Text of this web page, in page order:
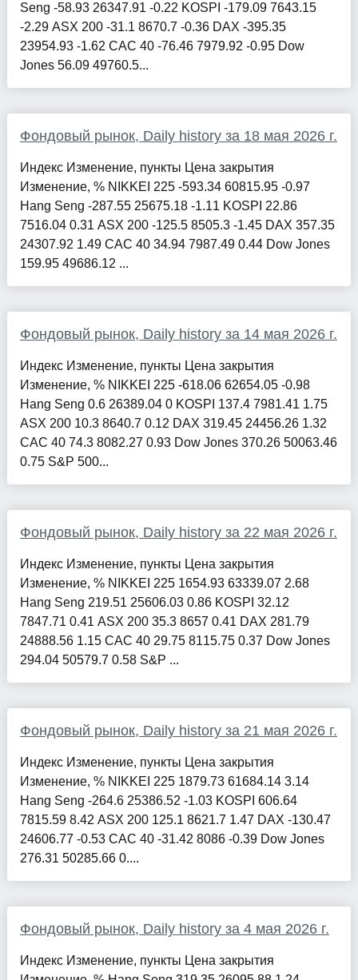
Seng -58.93 26347.91 -0.22 KOSPI -179.09 7643.15
-2.29 ASX 200 -31.1 8670.7 -0.36 DAX -395.35
23954.93 -1.62 CAC 40 -76.46 7979.92 -0.95 Dow
Jones 56.09 49760.5...
Фондовый рынок, Daily history за 18 мая 2026 г.
Индекс Изменение, пункты Цена закрытия
Изменение, % NIKKEI 225 -593.34 60815.95 -0.97
Hang Seng -287.55 25675.18 -1.11 KOSPI 22.86
7516.04 0.31 ASX 200 -125.5 8505.3 -1.45 DAX 357.35
24307.92 1.49 CAC 40 34.94 7987.49 0.44 Dow Jones
159.95 49686.12 ...
Фондовый рынок, Daily history за 14 мая 2026 г.
Индекс Изменение, пункты Цена закрытия
Изменение, % NIKKEI 225 -618.06 62654.05 -0.98
Hang Seng 0.6 26389.04 0 KOSPI 137.4 7981.41 1.75
ASX 200 10.3 8640.7 0.12 DAX 319.45 24456.26 1.32
CAC 40 74.3 8082.27 0.93 Dow Jones 370.26 50063.46
0.75 S&P 500...
Фондовый рынок, Daily history за 22 мая 2026 г.
Индекс Изменение, пункты Цена закрытия
Изменение, % NIKKEI 225 1654.93 63339.07 2.68
Hang Seng 219.51 25606.03 0.86 KOSPI 32.12
7847.71 0.41 ASX 200 35.3 8657 0.41 DAX 281.79
24888.56 1.15 CAC 40 29.75 8115.75 0.37 Dow Jones
294.04 50579.7 0.58 S&P ...
Фондовый рынок, Daily history за 21 мая 2026 г.
Индекс Изменение, пункты Цена закрытия
Изменение, % NIKKEI 225 1879.73 61684.14 3.14
Hang Seng -264.6 25386.52 -1.03 KOSPI 606.64
7815.59 8.42 ASX 200 125.1 8621.7 1.47 DAX -130.47
24606.77 -0.53 CAC 40 -31.42 8086 -0.39 Dow Jones
276.31 50285.66 0....
Фондовый рынок, Daily history за 4 мая 2026 г.
Индекс Изменение, пункты Цена закрытия